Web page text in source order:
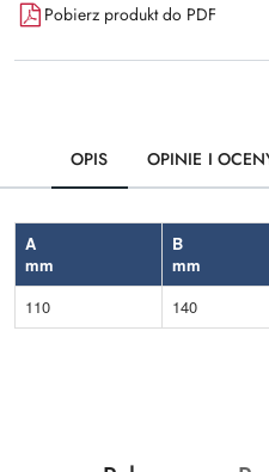
Pobierz produkt do PDF
OPIS OPINIE I
A
mm
B
mm
110
140